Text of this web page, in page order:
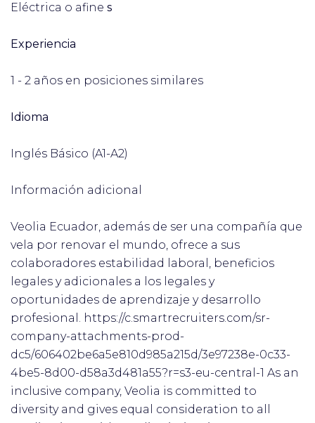
Eléctrica o afine s
Experiencia
1 - 2 años en posiciones similares
Idioma
Inglés Básico (A1-A2)
Información adicional
Veolia Ecuador, además de ser una compañía que
vela por renovar el mundo, ofrece a sus
colaboradores estabilidad laboral, beneficios
legales y adicionales a los legales y
oportunidades de aprendizaje y desarrollo
profesional. https://c.smartrecruiters.com/sr-
company-attachments-prod-
dc5/606402be6a5e810d985a215d/3e97238e-0c33-
4be5-8d00-d58a3d481a55?r=s3-eu-central-1 As an
inclusive company, Veolia is committed to
diversity and gives equal consideration to all